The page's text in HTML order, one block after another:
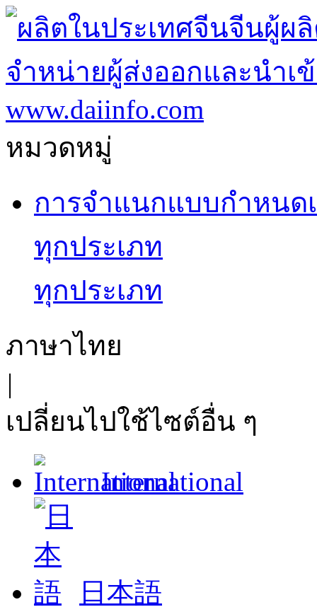
หมวดหมู่
การจำแนกแบบกำหนด
ทุกประเภท
ทุกประเภท
ภาษาไทย
|
เปลี่ยนไปใช้ไซต์อื่น ๆ
International
日本語